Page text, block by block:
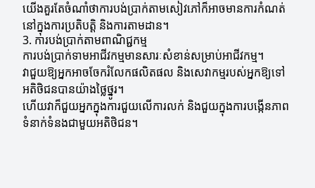
យើងគួរតែចំណាំថាការបង់ប្រាក់តាមសៀវភៅក៏អាចមានការកំណត់
នៅក្នុងការប្រតិបត្តិ និងការតាមដាន។
3. ការបង់ប្រាក់តាមពាណិជ្ជកម្ម
ការបង់ប្រាក់ទាមអាជីវកម្មមានសារៈសំខាន់សម្រាប់អាជីវកម្ម។
វាជួយឱ្យអ្នកអាចចែករំលែកផលិតផល និងសេវាកម្មរបស់អ្នកឱ្យទៅ
អតិថិជនបានយ៉ាងថ្លៃថ្នូរ។
ហើយវាក៏ជួយអ្នកក្នុងការជួយលើការលក់ និងជួយក្នុងការបង្កើនភាព
ទំនាក់ទំនងជាមួយអតិថិជន។